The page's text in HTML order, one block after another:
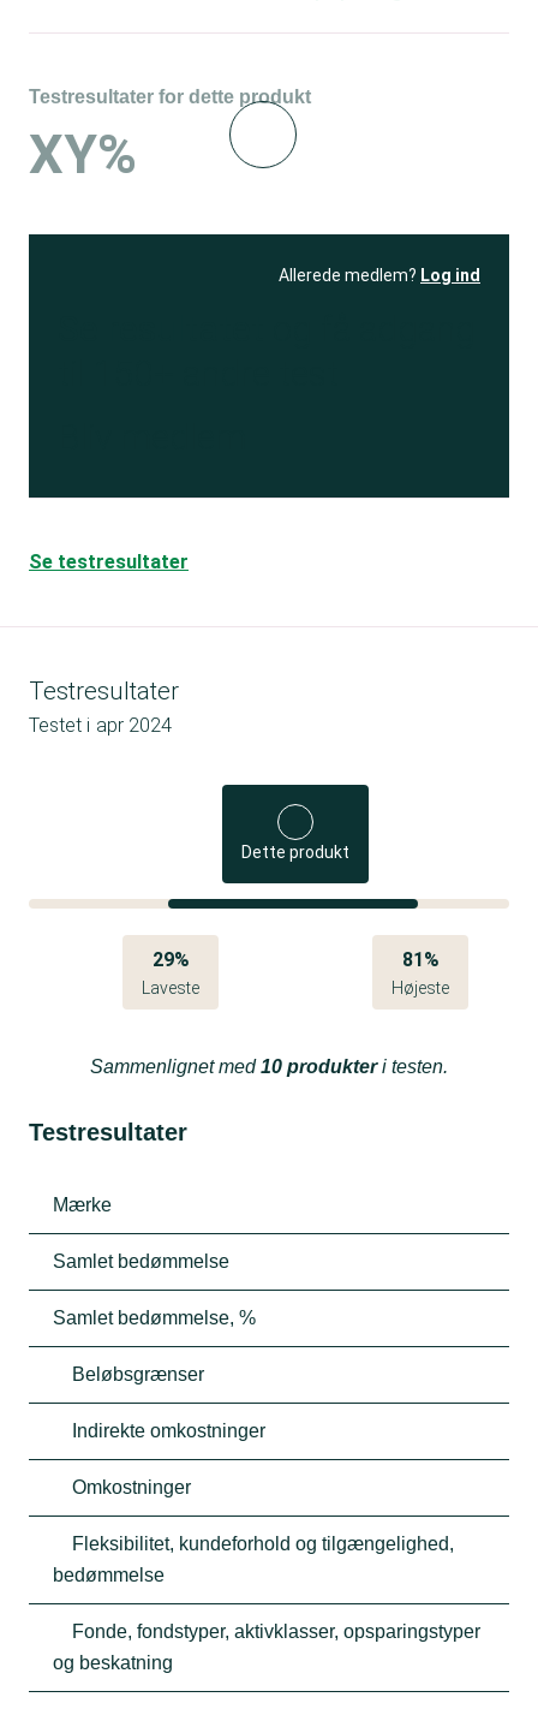
Testresultater for dette produkt
XY%
Allerede medlem? Log ind
Se testresultater
Testresultater
Testet i apr 2024
Dette produkt
29%
Laveste
81%
Højeste
Sammenlignet med10 produkteri testen.
Testresultater
Mærke
Samlet bedømmelse
Samlet bedømmelse, %
Beløbsgrænser
Indirekte omkostninger
Omkostninger
Fleksibilitet, kundeforhold og tilgængelighed,
bedømmelse
Fonde, fondstyper, aktivklasser, opsparingstyper
og beskatning